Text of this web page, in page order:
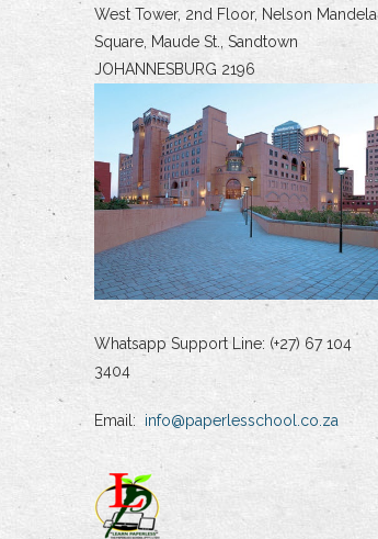
West Tower, 2nd Floor, Nelson Mandela
Square, Maude St., Sandtown
JOHANNESBURG 2196
Whatsapp Support Line: (+27) 67 104
3404
Email: info@paperlesschool.co.za